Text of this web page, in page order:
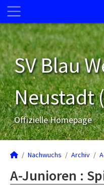
SV Blau
Neustadt
Offizielle Homepage
Nachwuchs Archiv
A-Junioren :